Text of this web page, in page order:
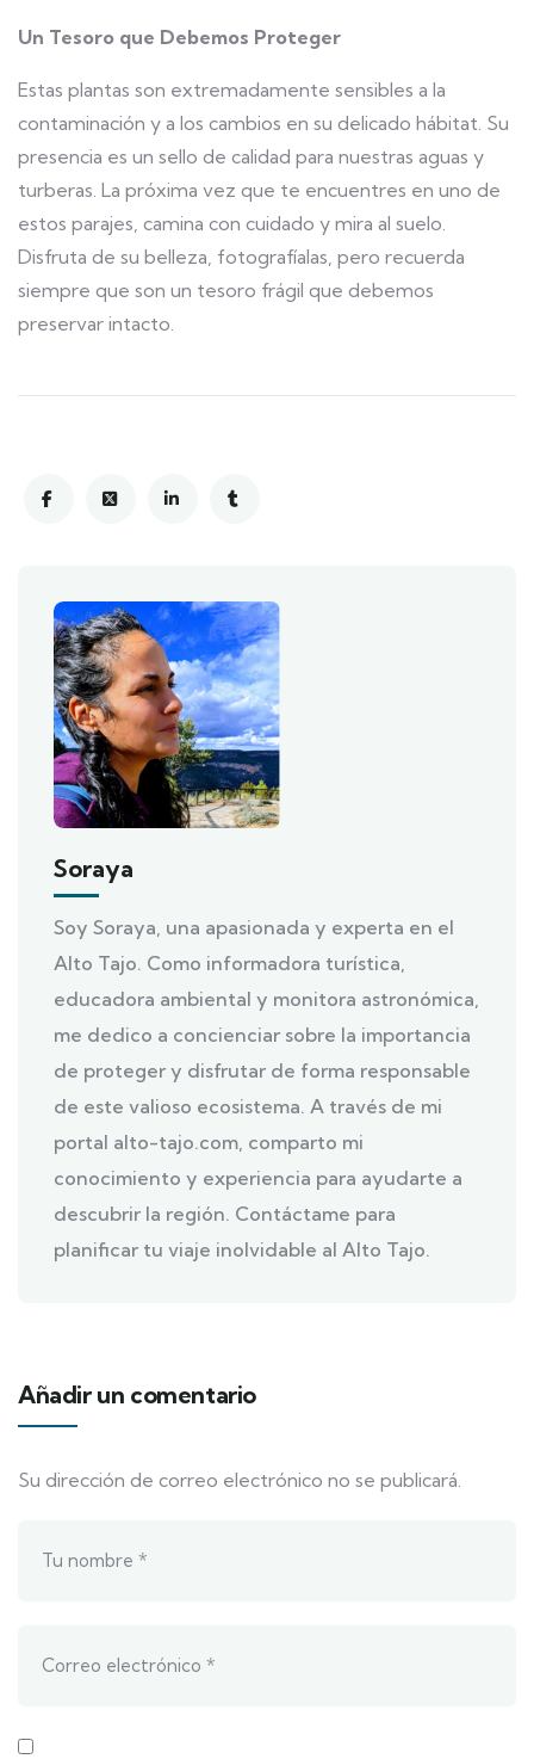
Un Tesoro que Debemos Proteger
Estas plantas son extremadamente sensibles a la
contaminación y a los cambios en su delicado hábitat. Su
presencia es un sello de calidad para nuestras aguas y
turberas. La próxima vez que te encuentres en uno de
estos parajes, camina con cuidado y mira al suelo.
Disfruta de su belleza, fotografíalas, pero recuerda
siempre que son un tesoro frágil que debemos
preservar intacto.
Soraya
Soy Soraya, una apasionada y experta en el
Alto Tajo. Como informadora turística,
educadora ambiental y monitora astronómica,
me dedico a concienciar sobre la importancia
de proteger y disfrutar de forma responsable
de este valioso ecosistema. A través de mi
portal alto-tajo.com, comparto mi
conocimiento y experiencia para ayudarte a
descubrir la región. Contáctame para
planificar tu viaje inolvidable al Alto Tajo.
Añadir un comentario
Su dirección de correo electrónico no se publicará.